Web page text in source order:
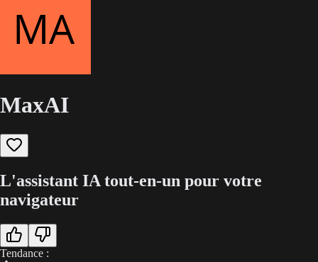
MaxAI
L'assistant IA tout-en-un pour votre
navigateur
Tendance :